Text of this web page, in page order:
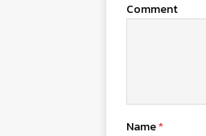
Comment
Name*